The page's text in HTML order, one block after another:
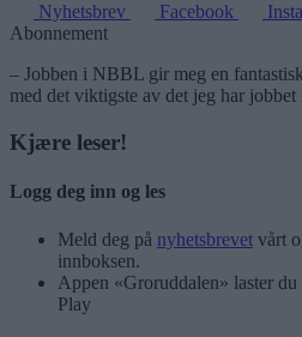
Nyhetsbrev Facebook
Abonnement
– Jobben i NBBL gir meg en
med det viktigste av det jeg har
Kjære leser!
Logg deg inn og les
Meld deg på nyhetsbrevet vårt
innboksen.
Appen «Groruddalen» laster
Play